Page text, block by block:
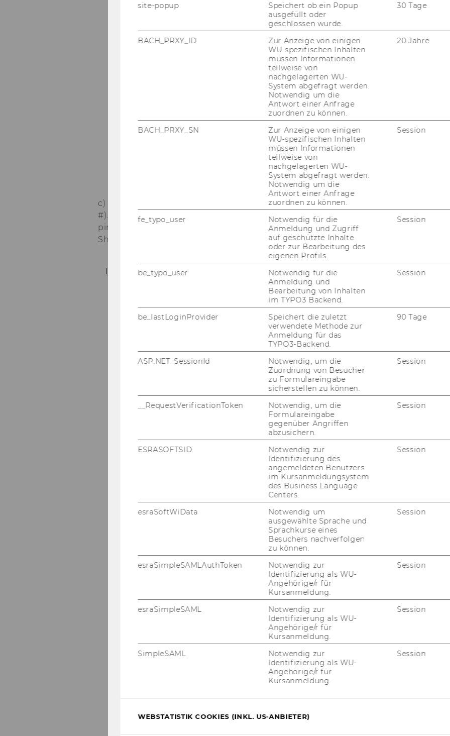
c) A Cap­tain can only have one con­tract with one Ship­ping Line (Comp-
#). How­e­ver a Ship­ping Line can em­ploy more than one Cap­tain. A Ship­
ping Line owns many Ships. Ships are also owned by Joint Ven­tures of
Ship­ping Lines.
In­st­ruc­tions So­lu­ti­on (Part 4) Ex­er­ci­s­es List
site-popup
Speichert ob ein Popup
ausgefüllt oder
geschlossen wurde.
30 Tage
BACH_PRXY_ID
Zur Anzeige von einigen
WU-spezifischen Inhalten
müssen Informationen
teilweise von
nachgelagerten WU-
System abgefragt werden.
Notwendig um die
Antwort einer Anfrage
zuordnen zu können.
20 Jahre
BACH_PRXY_SN
Zur Anzeige von einigen
WU-spezifischen Inhalten
müssen Informationen
teilweise von
nachgelagerten WU-
System abgefragt werden.
Notwendig um die
Antwort einer Anfrage
zuordnen zu können.
Session
fe_typo_user
Notwendig für die
Anmeldung und Zugriff
auf geschützte Inhalte
oder zur Bearbeitung des
eigenen Profils.
Session
be_typo_user
Notwendig für die
Anmeldung und
Bearbeitung von Inhalten
im TYPO3 Backend.
Session
be_lastLoginProvider
Speichert die zuletzt
verwendete Methode zur
Anmeldung für das
TYPO3-Backend.
90 Tage
ASP.NET_SessionId
Notwendig, um die
Zuordnung von Besucher
zu Formulareingabe
sicherstellen zu können.
Session
__RequestVerificationToken
Notwendig, um die
Formulareingabe
gegenüber Angriffen
abzusichern.
Session
ESRASOFTSID
Notwendig zur
Identifizierung des
angemeldeten Benutzers
im Kursanmeldungsystem
des Business Language
Centers.
Session
esraSoftWiData
Notwendig um
ausgewählte Sprache und
Sprachkurse eines
Besuchers nachverfolgen
zu können.
Session
esraSimpleSAMLAuthToken
Notwendig zur
Identifizierung als WU-
Angehörige/r für
Kursanmeldung.
Session
esraSimpleSAML
Notwendig zur
Identifizierung als WU-
Angehörige/r für
Kursanmeldung.
Session
SimpleSAML
Notwendig zur
Identifizierung als WU-
Angehörige/r für
Kursanmeldung.
Session
WEBSTATISTIK COOKIES (INKL. US-ANBIETER)